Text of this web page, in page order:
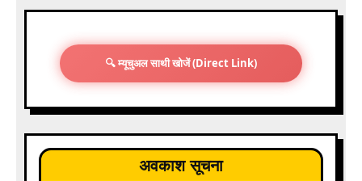
🔍 म्यूचुअल साथी खोजें (Direct Link)
अवकाश सूचना